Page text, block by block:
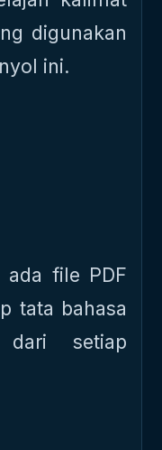
digunakan
ini.
ada file PDF
tata bahasa
setiap